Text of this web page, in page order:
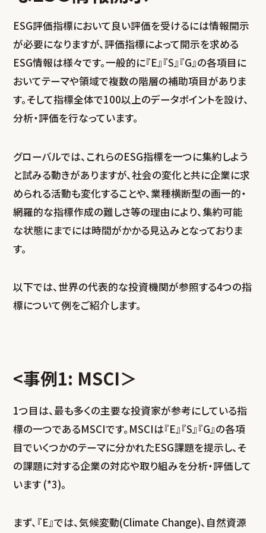
ESG評価指標において良い評価を受けるには情報開示
が必要になりますが、評価指標によって開示を求める
ESG情報は様々です。一般的に『E』『S』『G』の各項目に
おいてテーマや領域で複数の階層の補助項目がありま
す。そして指標全体で100以上のデータポイントを設け、
分析・評価を行なっています。
グローバルでは、これらのESG指標を一つに集約しよう
と試みる動きがありますが、社会の変化と共に企業に求
められる活動も変化することや、業種横断型の画一的・
網羅的な指標作成の難しさ等の理由により、集約可能
な状態にまでには時間がかかる見込みとなっておりま
す。
以下では、世界の代表的な投資機関が参照する4つの指
標について例をご紹介します。
<事例1: MSCI＞
1つ目は、最も多くの主要な投資家が参考にしている指
標の一つであるMSCIです。MSCIは『E』『S』『G』の各項
目でいくつかのテーマに分かれたESG課題を提示し、そ
の課題に対する企業の対応や取り組みを分析・評価して
います (*3)。
まず、『E』では、気候変動(Climate Change)、自然資源